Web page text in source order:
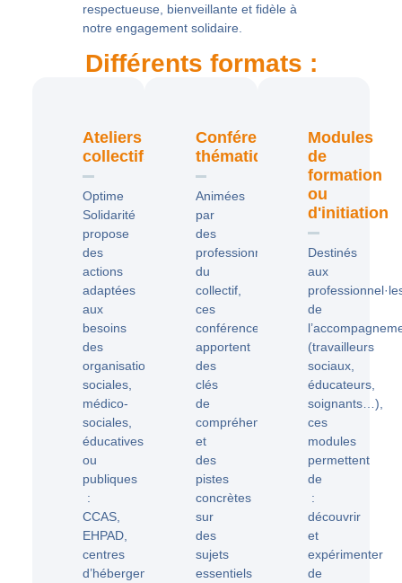
respectueuse, bienveillante et fidèle à
notre engagement solidaire.
Différents formats :
Ateliers
collectifs
Optime
Solidarité
propose
des
actions
adaptées
aux
besoins
des
organisations
sociales,
médico-
sociales,
éducatives
ou
publiques
:
CCAS,
EHPAD,
centres
d’hébergement,
Conférences
thématiques
Animées
par
des
professionnel·les
du
collectif,
ces
conférences
apportent
des
clés
de
compréhension
et
des
pistes
concrètes
sur
des
sujets
essentiels
Modules
de
formation
ou
d'initiation
Destinés
aux
de
(travailleurs
sociaux,
éducateurs,
soignants…),
ces
modules
permettent
de
:
découvrir
et
expérimenter
de